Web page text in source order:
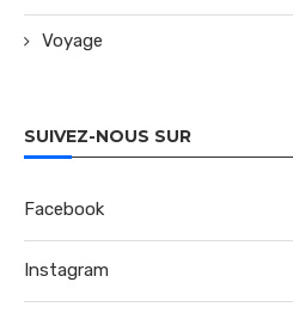
Voyage
SUIVEZ-NOUS SUR
Facebook
Instagram